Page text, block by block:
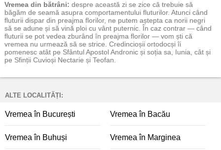
Vremea din bătrâni: despre această zi se zice că trebuie să
băgăm de seamă asupra comportamentului fluturilor. Atunci când
fluturii dispar din preajma florilor, ne putem aștepta ca norii negri
să se adune și să vină ploi cu vânt puternic. În caz contrar — când
fluturii se pot vedea zburând în preajma florilor — vom ști că
vremea nu urmează să se strice. Credincioșii ortodocși îi
pomenesc atât pe Sfântul Apostol Andronic și soția sa, Iunia, cât și
pe Sfinții Cuvioși Nectarie și Teofan.
ALTE LOCALITĂȚI:
Vremea în București Vremea în Bacău
Vremea în Buhuși Vremea în Marginea